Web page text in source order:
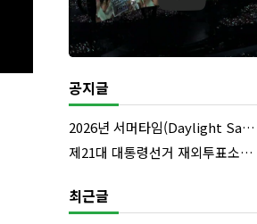
공지글
2026년 서머타임(Daylight Saving Time) 시작 안내
제21대 대통령선거 재외투표소의 명칭 및 소재지 등의 공고/올랜도 제외 투표소
최근글